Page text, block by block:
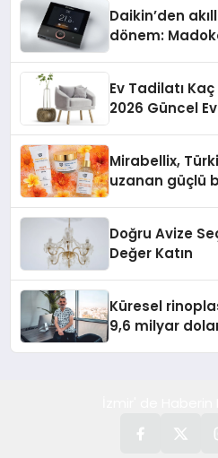
Daikin’den
dönem:
Ev Tadilatı
2026 Güncel
Mirabellix,
uzanan güçlü
Doğru Avize
Değer Katın
Küresel
9,6 milyar